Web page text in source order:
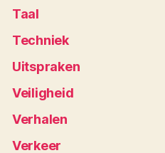
Taal
Techniek
Uitspraken
Veiligheid
Verhalen
Verkeer